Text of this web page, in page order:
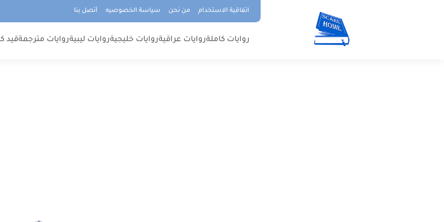
اتفاقية الاستخدام من نحن سياسة الخصوصيه أتصل بنا
روايات كاملةروايات عراقيةروايات خليجيةروايات ليبيةروايات مترجمةقيد